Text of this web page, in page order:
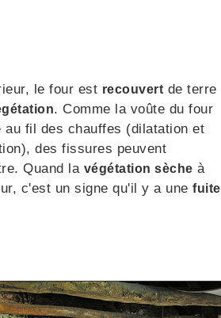
le four est recouvert de terre
. Comme la voûte du four
au fil des chauffes (dilatation et
des fissures peuvent
Quand la végétation sèche à
c'est un signe qu'il y a une fuite